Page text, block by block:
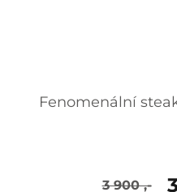
Fenomenální
3 900 ,-